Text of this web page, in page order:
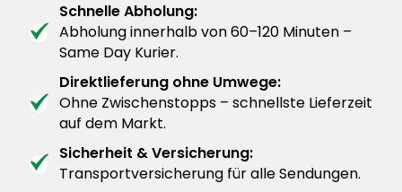
Schnelle Abholung:
Abholung innerhalb von 60–120 Minuten –
Same Day Kurier.
Direktlieferung ohne Umwege:
Ohne Zwischenstopps – schnellste Lieferzeit
auf dem Markt.
Sicherheit & Versicherung:
Transportversicherung für alle Sendungen.